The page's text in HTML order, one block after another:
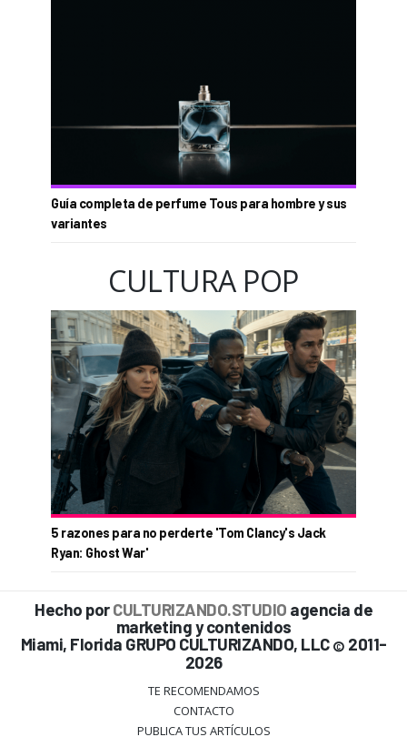
Guía completa de perfume Tous para hombre y sus
variantes
CULTURA POP
5 razones para no perderte 'Tom Clancy's Jack
Ryan: Ghost War'
Hecho porCULTURIZANDO.STUDIO agencia de
marketing y contenidos
Miami, Florida GRUPO CULTURIZANDO, LLC © 2011-
2026
TE RECOMENDAMOS
CONTACTO
PUBLICA TUS ARTÍCULOS